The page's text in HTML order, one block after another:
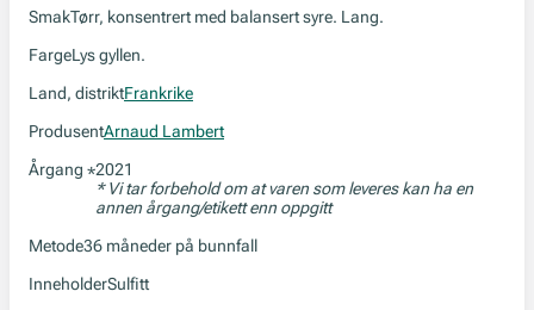
SmakTørr, konsentrert med balansert syre. Lang.
FargeLys gyllen.
Land, distriktFrankrike
ProdusentArnaud Lambert
Årgang *2021
* Vi tar forbehold om at varen som leveres kan ha en
annen årgang/etikett enn oppgitt
Metode36 måneder på bunnfall
InneholderSulfitt